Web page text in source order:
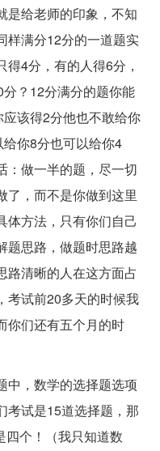
是给老师的印象，不知
样满分12分的一道题实
4分，有的人得6分，
？12分满分的题你能
该得2分他也不敢给你
你8分也可以给你4
：做一半的题，尽一切
了，而不是你做到这里
体方法，只有你们自己
题思路，做题时思路越
路清晰的人在这方面占
考试前20多天的时候我
你们还有五个月的时
中，数学的选择题选项
考试是15道选择题，那
个！（我只知道数